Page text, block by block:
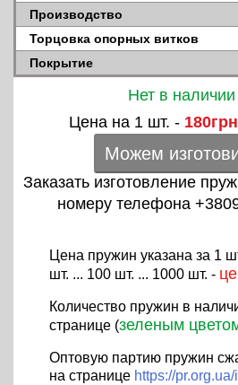
Производство
Торцовка опорных витков
Покрытие
Нет в
Цена на 1 шт. -
Можем
Заказать изготовление
номеру телефона
Цена пружин указана за 1
шт. ... 100 шт. ... 1000 шт. -
Количество пружин в
странице (зеленым
Оптовую партию пружин
на странице https://